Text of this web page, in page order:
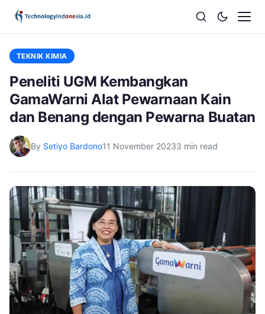
TEKNIK KIMIA
Peneliti UGM Kembangkan
GamaWarni Alat Pewarnaan Kain
dan Benang dengan Pewarna Buatan
By Setiyo Bardono11 November 20233 min read